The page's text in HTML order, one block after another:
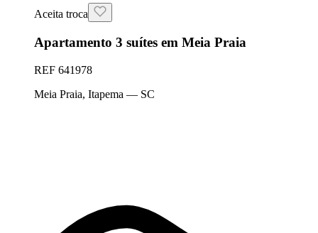
Aceita troca
Apartamento 3 suítes em Meia Praia
REF 641978
Meia Praia, Itapema — SC